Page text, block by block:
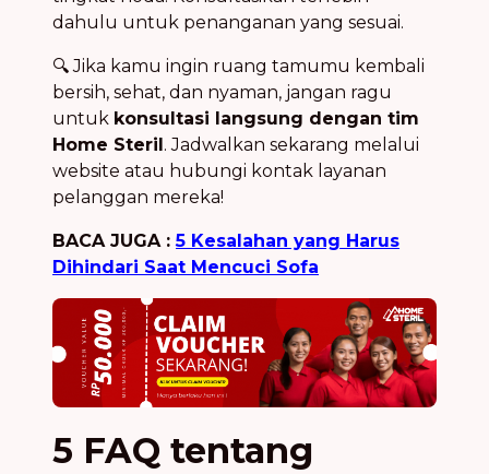
dahulu untuk penanganan yang sesuai.
🔍 Jika kamu ingin ruang tamumu kembali
bersih, sehat, dan nyaman, jangan ragu
untuk konsultasi langsung dengan tim
Home Steril. Jadwalkan sekarang melalui
website atau hubungi kontak layanan
pelanggan mereka!
BACA JUGA :5 Kesalahan yang Harus
Dihindari Saat Mencuci Sofa
5 FAQ tentang